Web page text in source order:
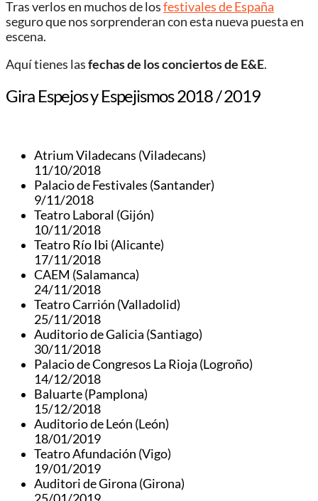
Tras verlos en muchos de losfestivales de España
seguro que nos sorprenderan con esta nueva puesta en
escena.
Aquí tienes lasfechas de los conciertos de E&E.
Gira Espejos y Espejismos 2018 / 2019
Atrium Viladecans (Viladecans)
11/10/2018
Palacio de Festivales (Santander)
9/11/2018
Teatro Laboral (Gijón)
10/11/2018
Teatro Río Ibi (Alicante)
17/11/2018
CAEM (Salamanca)
24/11/2018
Teatro Carrión (Valladolid)
25/11/2018
Auditorio de Galicia (Santiago)
30/11/2018
Palacio de Congresos La Rioja (Logroño)
14/12/2018
Baluarte (Pamplona)
15/12/2018
Auditorio de León (León)
18/01/2019
Teatro Afundación (Vigo)
19/01/2019
Auditori de Girona (Girona)